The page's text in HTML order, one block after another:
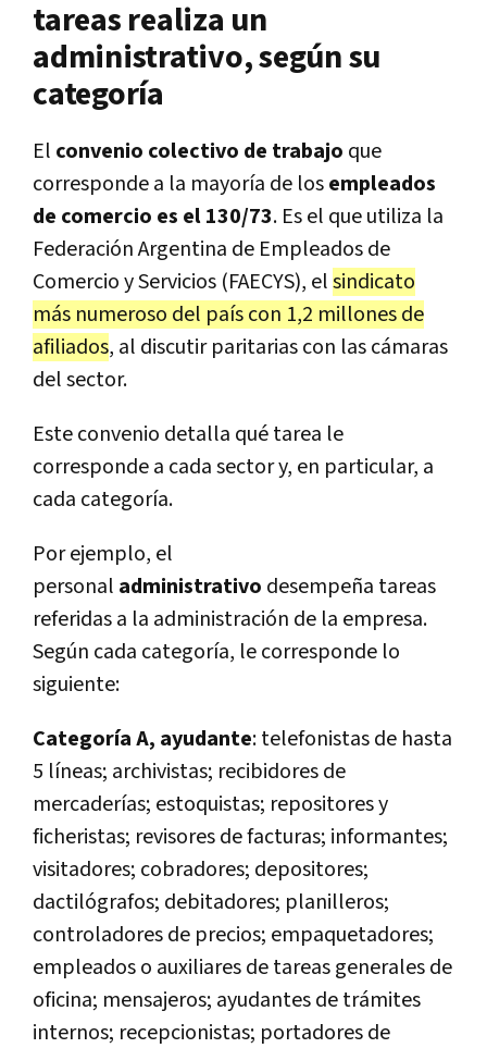
tareas realiza un
administrativo, según su
categoría
El convenio colectivo de trabajo que
corresponde a la mayoría de losempleados
de comercio es el 130/73. Es el que utiliza la
Federación Argentina de Empleados de
Comercio y Servicios (FAECYS), elsindicato
más numeroso del país con 1,2 millones de
afiliados, al discutir paritarias con las cámaras
del sector.
Este convenio detalla qué tarea le
corresponde a cada sector y, en particular, a
cada categoría.
Por ejemplo, el
personal administrativo desempeña tareas
referidas a la administración de la empresa.
Según cada categoría, le corresponde lo
siguiente:
Categoría A, ayudante: telefonistas de hasta
5 líneas; archivistas; recibidores de
mercaderías; estoquistas; repositores y
ficheristas; revisores de facturas; informantes;
visitadores; cobradores; depositores;
dactilógrafos; debitadores; planilleros;
controladores de precios; empaquetadores;
empleados o auxiliares de tareas generales de
oficina; mensajeros; ayudantes de trámites
internos; recepcionistas; portadores de